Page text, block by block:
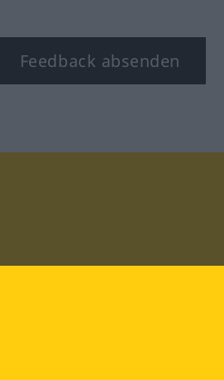
Feedback absenden